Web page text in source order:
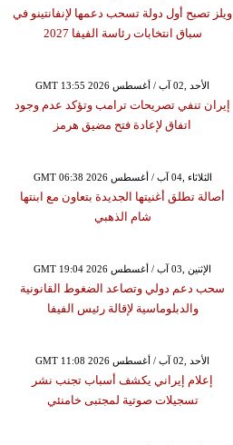
ويلز تصبح أول دولة تسحب دعمها لإنفانتينو في
سباق انتخابات رئاسة الفيفا 2027
GMT 13:55 2026 الأحد ,02 آب / أغسطس
إيران تنفي تصريحات ترامب وتؤكد عدم وجود
اتفاق لإعادة فتح مضيق هرمز
GMT 06:38 2026 الثلاثاء ,04 آب / أغسطس
أصالة تطلق أغنيتها الجديدة بتعاون مع ابنتها
شام الذهبي
GMT 19:04 2026 الإثنين ,03 آب / أغسطس
سحب دعم دولي وتصاعد الضغوط القانونية
والدبلوماسية لإقالة رئيس الفيفا
GMT 11:08 2026 الأحد ,02 آب / أغسطس
إعلام إيراني يكشف أسباب تجنب نشر
تسجيلات صوتية لمجتبى خامنئي